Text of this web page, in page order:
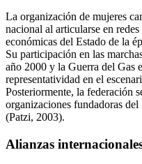
La organización de mujeres
nacional al articularse en
económicas del Estado de la
Su participación en las
año 2000 y la Guerra del Gas
representatividad en el
Posteriormente, la federación
organizaciones fundadoras
(Patzi, 2003).
Alianzas